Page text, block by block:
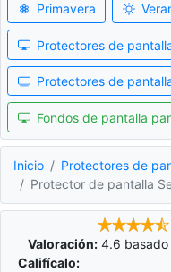
Primavera
Protectores de
Protectores de
Fondos de pantalla
Inicio
Protectores de
Protector de pantalla
Valoración: 4.6 basado
Califícalo: